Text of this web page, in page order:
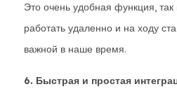
Это очень удобная функция, так
работать удаленно и на ходу
важной в наше время.
6. Быстрая и простая